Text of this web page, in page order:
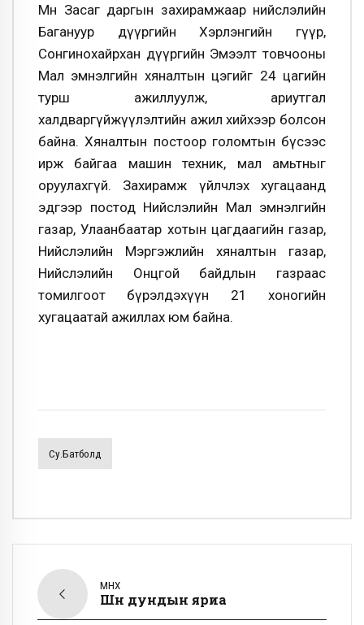
Мөн Засаг даргын захирамжаар нийслэлийн
Багануур дүүргийн Хэрлэнгийн гүүр,
Сонгинохайрхан дүүргийн Эмээлт товчооны
Мал эмнэлгийн хяналтын цэгийг 24 цагийн
турш ажиллуулж, ариутгал
халдваргүйжүүлэлтийн ажил хийхээр болсон
байна. Хяналтын постоор голомтын бүсээс
ирж байгаа машин техник, мал амьтныг
оруулахгүй. Захирамж үйлчлэх хугацаанд
эдгээр постод Нийслэлийн Мал эмнэлгийн
газар, Улаанбаатар хотын цагдаагийн газар,
Нийслэлийн Мэргэжлийн хяналтын газар,
Нийслэлийн Онцгой байдлын газраас
томилгоот бүрэлдэхүүн 21 хоногийн
хугацаатай ажиллах юм байна.
Су.Батболд
ӨМНӨХ
Шөнө дундын яриа